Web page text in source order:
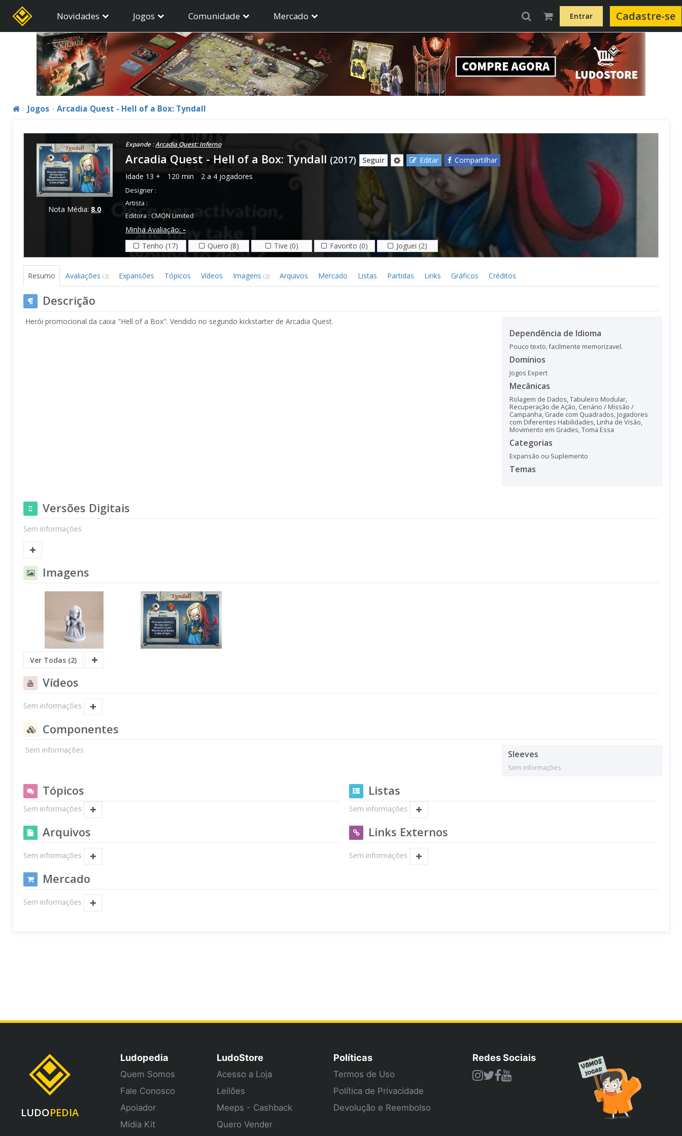
Novidades Jogos Comunidade Mercado Entrar Cadastre-se
Jogos Arcadia Quest - Hell of a Box: Tyndall
Nota Média: 8.0
Expande :Arcadia Quest: Inferno
Arcadia Quest - Hell of a Box: Tyndall (2017) Seguir Editar
Compartilhar
Idade 13 + 120 min 2 a 4 jogadores
Designer :
Artista :
Editora : CMON Limited
Minha Avaliação: -
Tenho (17)
Quero (8) Tive (0) Favorito (0) Joguei (2)
Resumo Avaliações (2) Expansões Tópicos Vídeos Imagens (2) Arquivos Mercado Listas Partidas Links Gráficos Créditos
Descrição
Herói promocional da caixa "Hell of a Box". Vendido no segundo kickstarter de Arcadia Quest.
Dependência de Idioma
Pouco texto, facilmente memorizavel.
Domínios
Jogos Expert
Mecânicas
Rolagem de Dados,Tabuleiro Modular,
Recuperação de Ação, Cenário / Missão /
Campanha, Grade com Quadrados, Jogadores
com Diferentes Habilidades, Linha de Visão,
Movimento em Grades,Toma Essa
Categorias
Expansão ou Suplemento
Temas
Versões Digitais
Sem informações
Imagens
Ver Todas (2)
Vídeos
Sem informações
Componentes
Sem informações Sleeves
Sem informações
Tópicos
Sem informações
Listas
Sem informações
Arquivos
Sem informações
Links Externos
Sem informações
Mercado
Sem informações
LUDOPEDIA
Ludopedia
Quem Somos
Fale Conosco
Apoiador
Mídia Kit
LudoStore
Acesso a Loja
Leilões
Meeps - Cashback
Quero Vender
Políticas
Termos de Uso
Política de Privacidade
Devolução e Reembolso
Redes Sociais